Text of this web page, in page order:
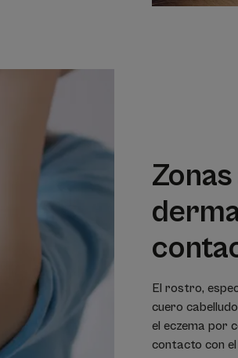
El rostro,
cuero
el eczema por
contacto con